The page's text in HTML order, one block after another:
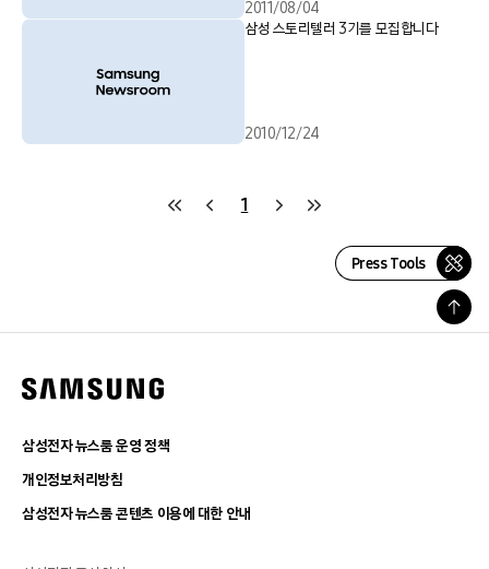
2011/08/04
삼성 스토리텔러 3기를 모집합니다
2010/12/24
1
Press Tools
삼성전자 뉴스룸 운영 정책
개인정보처리방침
삼성전자 뉴스룸 콘텐츠 이용에 대한 안내